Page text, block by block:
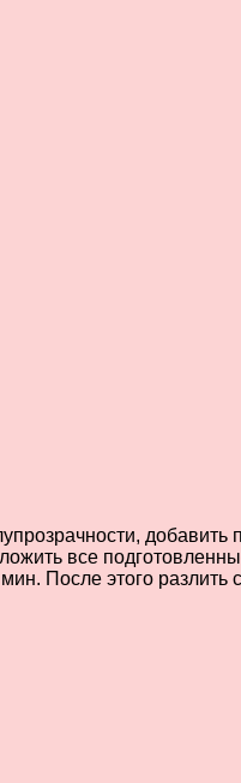
добавить
все
После этого разлить